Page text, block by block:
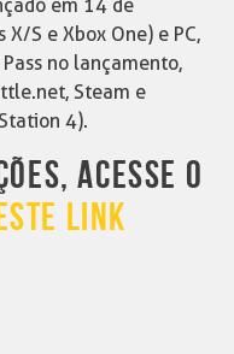
em 14 de
S e Xbox One) e PC,
no lançamento,
Steam e
4).
ACESSE O
LINK